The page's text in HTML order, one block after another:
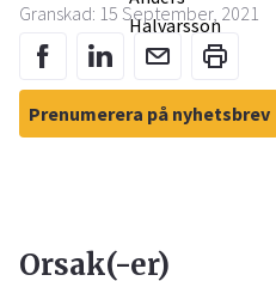
Granskad: 15 September, 2021
Prenumerera på nyhetsbrev
Orsak(-er)